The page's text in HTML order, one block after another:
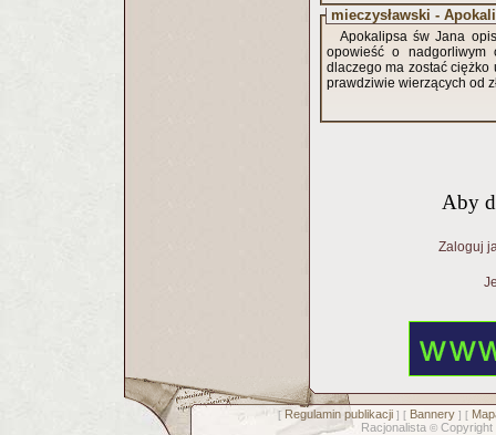
mieczysławski -
Apokalipsa św Jana
opowieść o nadgorliwym
dlaczego ma zostać
prawdziwie wierzących od
Aby
Zaloguj
[ Regulamin publikacji] [ Bannery] [
Racjonalista © Copyright